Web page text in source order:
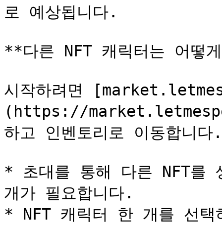
로 예상됩니다.
**다른 NFT 캐릭터는 어떻
시작하려면
(https://
하고 인벤토리로 이동합니다.
* 초대를 통해 다른 NFT를
개가 필요합니다.
* NFT 캐릭터 한 개를 선택